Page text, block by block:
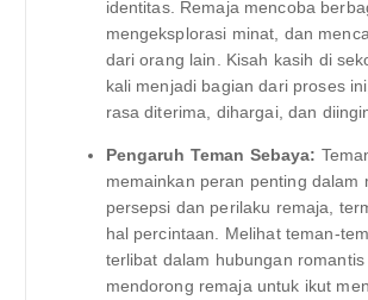
identitas. Remaja mencoba
mengeksplorasi minat, dan
dari orang lain. Kisah kasih di
kali menjadi bagian dari proses
rasa diterima, dihargai, dan
Pengaruh Teman Sebaya:
memainkan peran penting dalam
persepsi dan perilaku remaja,
hal percintaan. Melihat teman-
terlibat dalam hubungan
mendorong remaja untuk ikut